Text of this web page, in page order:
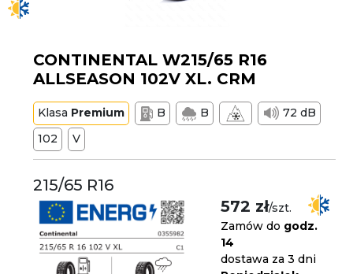
CONTINENTAL W215/65 R16
ALLSEASON 102V XL. CRM
Klasa Premium B B
72 dB
102
V
215/65 R16
572 zł/szt.
Zamów do godz.
14
dostawa za 3 dni